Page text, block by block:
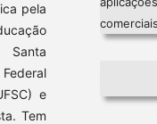
pela
e
Tem